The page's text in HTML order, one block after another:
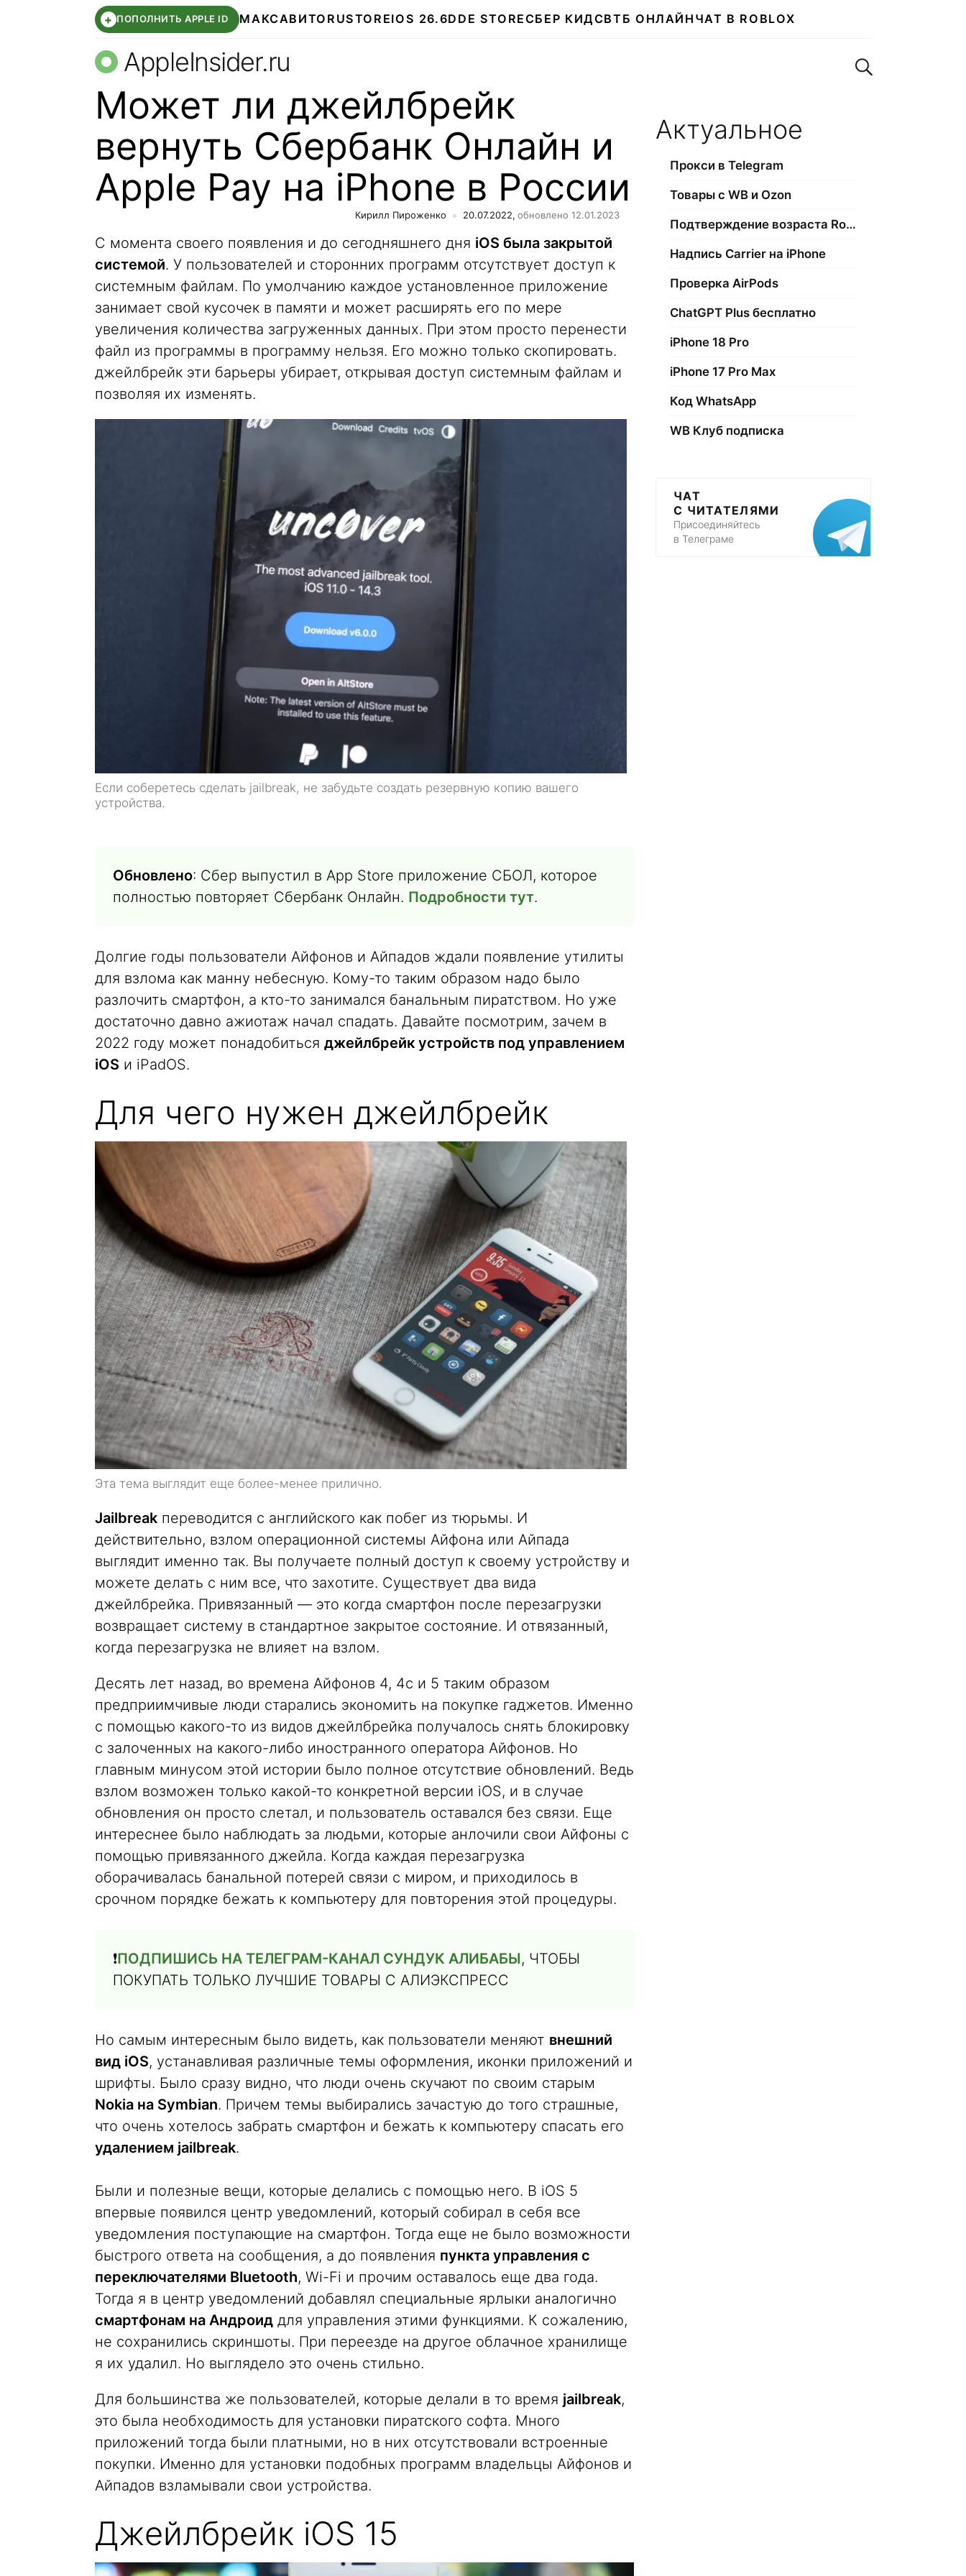
+ ПОПОЛНИТЬ APPLE ID МАКСАВИТО RUSTOREIOS 26.6DDE STORE СБЕР КИДСВТБ ОНЛАЙН ЧАТ В ROBLOX
AppleInsider.ru Поиск по сайту
Может ли джейлбрейк
вернуть Сбербанк Онлайн и
Apple Pay на iPhone в России
Кирилл Пироженко 20.07.2022, обновлено 12.01.2023
С момента своего появления и до сегодняшнего дня iOS была закрытой
системой. У пользователей и сторонних программ отсутствует доступ к
системным файлам. По умолчанию каждое установленное приложение
занимает свой кусочек в памяти и может расширять его по мере
увеличения количества загруженных данных. При этом просто перенести
файл из программы в программу нельзя. Его можно только скопировать.
джейлбрейк эти барьеры убирает, открывая доступ системным файлам и
позволяя их изменять.
Если соберетесь сделать jailbreak, не забудьте создать резервную копию вашего
устройства.
Обновлено: Сбер выпустил в App Store приложение СБОЛ, которое
полностью повторяет Сбербанк Онлайн. Подробности тут.
Долгие годы пользователи Айфонов и Айпадов ждали появление утилиты
для взлома как манну небесную. Кому-то таким образом надо было
разлочить смартфон, а кто-то занимался банальным пиратством. Но уже
достаточно давно ажиотаж начал спадать. Давайте посмотрим, зачем в
2022 году может понадобиться джейлбрейк устройств под управлением
iOS и iPadOS.
Для чего нужен джейлбрейк
Эта тема выглядит еще более-менее прилично.
Jailbreak переводится с английского как побег из тюрьмы. И
действительно, взлом операционной системы Айфона или Айпада
выглядит именно так. Вы получаете полный доступ к своему устройству и
можете делать с ним все, что захотите. Существует два вида
джейлбрейка. Привязанный — это когда смартфон после перезагрузки
возвращает систему в стандартное закрытое состояние. И отвязанный,
когда перезагрузка не влияет на взлом.
Десять лет назад, во времена Айфонов 4, 4с и 5 таким образом
предприимчивые люди старались экономить на покупке гаджетов. Именно
с помощью какого-то из видов джейлбрейка получалось снять блокировку
с залоченных на какого-либо иностранного оператора Айфонов. Но
главным минусом этой истории было полное отсутствие обновлений. Ведь
взлом возможен только какой-то конкретной версии iOS, и в случае
обновления он просто слетал, и пользователь оставался без связи. Еще
интереснее было наблюдать за людьми, которые анлочили свои Айфоны с
помощью привязанного джейла. Когда каждая перезагрузка
оборачивалась банальной потерей связи с миром, и приходилось в
срочном порядке бежать к компьютеру для повторения этой процедуры.
❗️ПОДПИШИСЬ НА ТЕЛЕГРАМ-КАНАЛ СУНДУК АЛИБАБЫ, ЧТОБЫ
ПОКУПАТЬ ТОЛЬКО ЛУЧШИЕ ТОВАРЫ С АЛИЭКСПРЕСС
Но самым интересным было видеть, как пользователи меняют внешний
вид iOS, устанавливая различные темы оформления, иконки приложений и
шрифты. Было сразу видно, что люди очень скучают по своим старым
Nokia на Symbian. Причем темы выбирались зачастую до того страшные,
что очень хотелось забрать смартфон и бежать к компьютеру спасать его
удалением jailbreak.
Были и полезные вещи, которые делались с помощью него. В iOS 5
впервые появился центр уведомлений, который собирал в себя все
уведомления поступающие на смартфон. Тогда еще не было возможности
быстрого ответа на сообщения, а до появления пункта управления с
переключателями Bluetooth, Wi-Fi и прочим оставалось еще два года.
Тогда я в центр уведомлений добавлял специальные ярлыки аналогично
смартфонам на Андроид для управления этими функциями. К сожалению,
не сохранились скриншоты. При переезде на другое облачное хранилище
я их удалил. Но выглядело это очень стильно.
Для большинства же пользователей, которые делали в то время jailbreak,
это была необходимость для установки пиратского софта. Много
приложений тогда были платными, но в них отсутствовали встроенные
покупки. Именно для установки подобных программ владельцы Айфонов и
Айпадов взламывали свои устройства.
Джейлбрейк iOS 15
Актуальное
Прокси в Telegram
Товары с WB и Ozon
Подтверждение возраста Roblox
Надпись Carrier на iPhone
Проверка AirPods
ChatGPT Plus бесплатно
iPhone 18 Pro
iPhone 17 Pro Max
Код WhatsApp
WB Клуб подписка
ЧАТ
С ЧИТАТЕЛЯМИ
Присоединяйтесь
в Телеграме